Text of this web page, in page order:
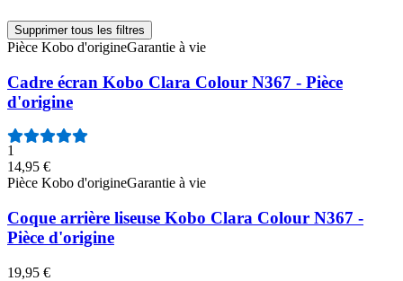
Supprimer tous les filtres
Pièce Kobo d'origineGarantie à vie
Cadre écran Kobo Clara Colour N367 - Pièce
d'origine
1
14,95 €
Pièce Kobo d'origineGarantie à vie
Coque arrière liseuse Kobo Clara Colour N367 -
Pièce d'origine
19,95 €